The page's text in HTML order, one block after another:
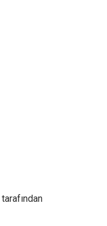
tarafından